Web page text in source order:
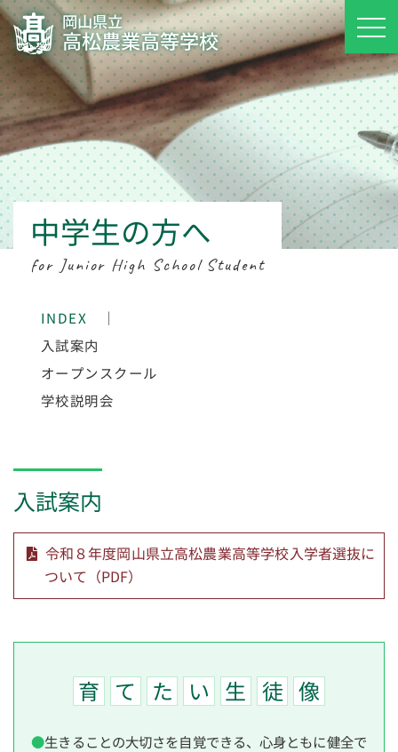
岡山県立
高松農業高等学校
中学生の方へ
for Junior High School Student
INDEX
入試案内
オープンスクール
学校説明会
入試案内
令和８年度岡山県立高松農業高等学校入学者選抜に
ついて（PDF）
育 て た い 生 徒 像
生きることの大切さを自覚できる、心身ともに健全で